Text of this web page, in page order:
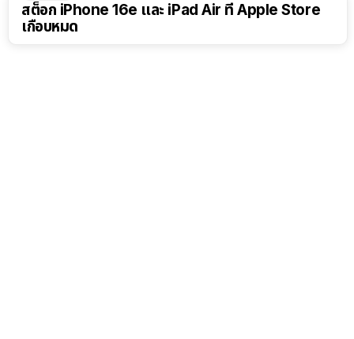
สต็อก iPhone 16e และ iPad Air ที่ Apple Store
เกือบหมด